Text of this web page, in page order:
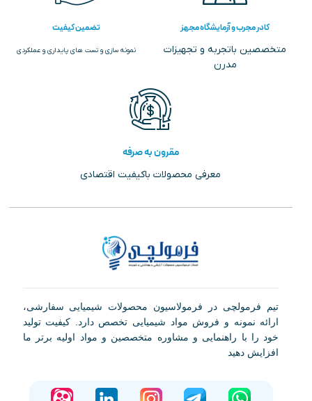
کادر مجرب و آزمایشگاه مجهز
متخصصین باتجربه و تجهیزات
مدرن
تضمین کیفیت
نمونه سازی و تست های پایداری و عملکردی
مقرون به صرفه
معرفی محصولات باکیفیت اقتصادی
تیم فرمولچی در فرمولاسیون محصولات شیمیایی سفارشی،
ارائه نمونه و فروش مواد شیمیایی تخصص دارد. کیفیت تولید
خود را با راهنمایی و مشاوره متخصصین و مواد اولیه برتر ما
افزایش دهید